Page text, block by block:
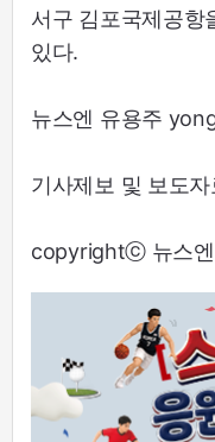
서구 김포국제공항
있다.
뉴스엔 유용주
기사제보 및 보도
copyrightⓒ 뉴스엔